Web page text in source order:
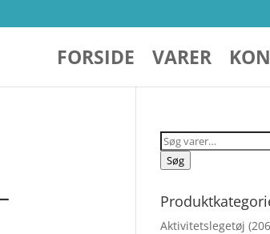
FORSIDE VARER
Søg
efter:
Søg
Aktivitetslegetøj